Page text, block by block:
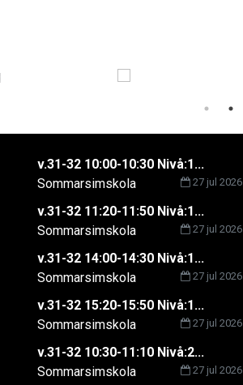
v.31-32 10:00-10:30 Nivå:1...
27 jul 2026
Sommarsimskola
v.31-32 11:20-11:50 Nivå:1...
27 jul 2026
Sommarsimskola
v.31-32 14:00-14:30 Nivå:1...
27 jul 2026
Sommarsimskola
v.31-32 15:20-15:50 Nivå:1...
27 jul 2026
Sommarsimskola
v.31-32 10:30-11:10 Nivå:2...
27 jul 2026
Sommarsimskola